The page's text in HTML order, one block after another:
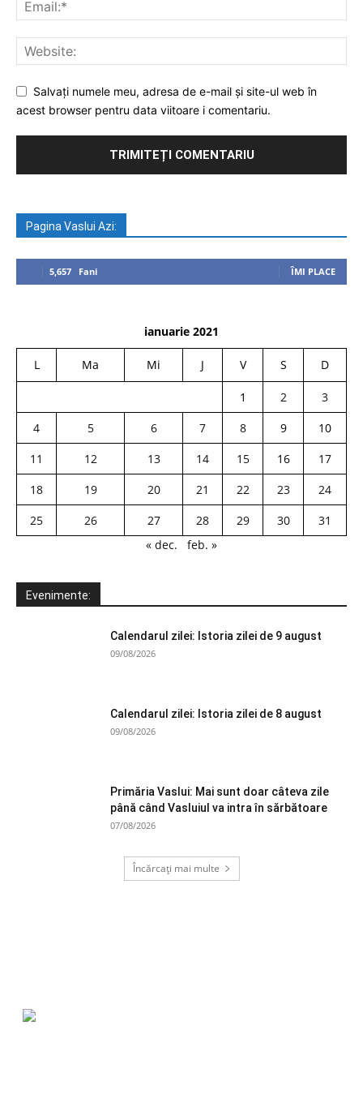
Salvați numele meu, adresa de e-mail și site-ul web în
acest browser pentru data viitoare i comentariu.
Pagina Vaslui Azi:
5,657 Fani ÎMI PLACE
ianuarie 2021
L Ma Mi J V S D
1 2
3
4
5 6 7 8 9
10
11
12 13 14 15 16
17
18
19 20 21 22 23
24
25
26 27 28 29 30
31
« dec.
feb. »
Evenimente:
Calendarul zilei: Istoria zilei de 9 august
09/08/2026
Calendarul zilei: Istoria zilei de 8 august
09/08/2026
Primăria Vaslui: Mai sunt doar câteva zile
până când Vasluiul va intra în sărbătoare
07/08/2026
Încărcați mai multe